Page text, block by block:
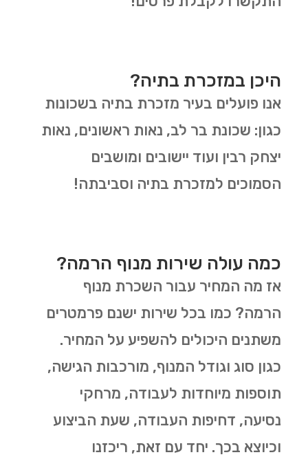
היכן במזכרת בתיה?
אנו פועלים בעיר מזכרת בתיה בשכונות
כגון: שכונת בר לב, נאות ראשונים, נאות
יצחק רבין ועוד יישובים ומושבים
הסמוכים למזכרת בתיה וסביבתה!
כמה עולה שירות מנוף הרמה?
אז מה המחיר עבור השכרת מנוף
הרמה? כמו בכל שירות ישנם פרמטרים
משתנים היכולים להשפיע על המחיר.
כגון סוג וגודל המנוף, מורכבות הגישה,
תוספות מיוחדות לעבודה, מרחקי
נסיעה, דחיפות העבודה, שעת הביצוע
וכיוצא בכך. יחד עם זאת, ריכזנו